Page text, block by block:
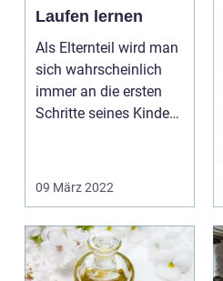
Laufen lernen
Als Elternteil wird man
sich wahrscheinlich
immer an die ersten
Schritte seines Kindes
09 März 2022